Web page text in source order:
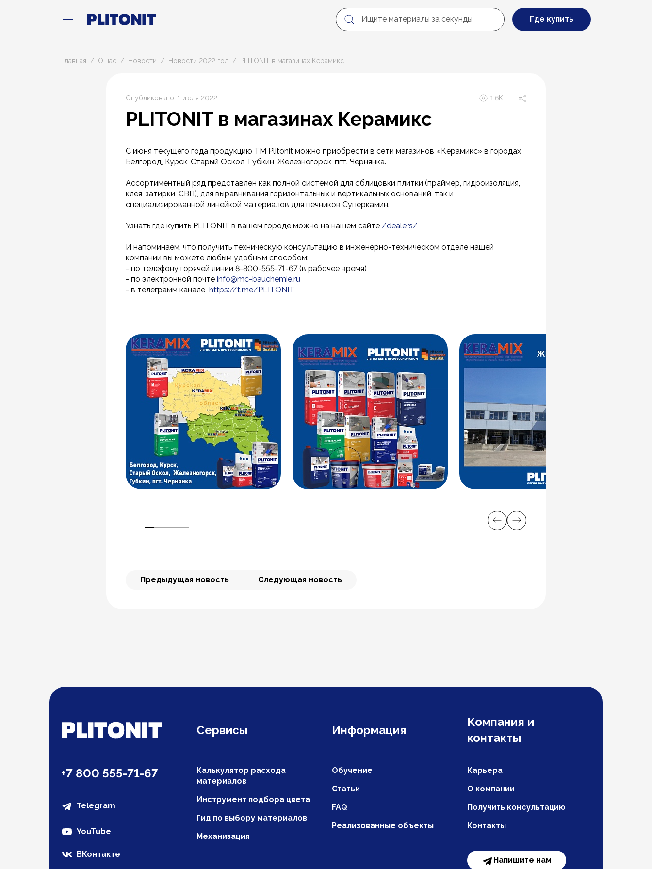
Где купить
Главная О нас Новости Новости 2022 год PLITONIT в магазинах Керамикс
Опубликовано: 1 июля 2022 1.6К
PLITONIT в магазинах Керамикс
С июня текущего года продукцию ТМ Plitonit можно приобрести в сети магазинов «Керамикс» в городах
Белгород, Курск, Старый Оскол, Губкин, Железногорск, пгт. Чернянка.
Ассортиментный ряд представлен как полной системой для облицовки плитки (праймер, гидроизоляция,
клея, затирки, СВП), для выравнивания горизонтальных и вертикальных оснований, так и
специализированной линейкой материалов для печников Суперкамин.
Узнать где купить PLITONIT в вашем городе можно на нашем сайте /dealers/
И напоминаем, что получить техническую консультацию в инженерно-техническом отделе нашей
компании вы можете любым удобным способом:
- по телефону горячей линии 8-800-555-71-67 (в рабочее время)
- по электронной почте info@mc-bauchemie.ru
- в телеграмм канале https://t.me/PLITONIT
Предыдущая новость Следующая новость
Сервисы Информация
Компания и
контакты
+7 800 555-71-67
Telegram
YouTube
ВКонтакте
Калькулятор расхода
материалов
Инструмент подбора цвета
Гид по выбору материалов
Механизация
Обучение
Статьи
FAQ
Реализованные объекты
Карьера
О компании
Получить консультацию
Контакты
Напишите нам